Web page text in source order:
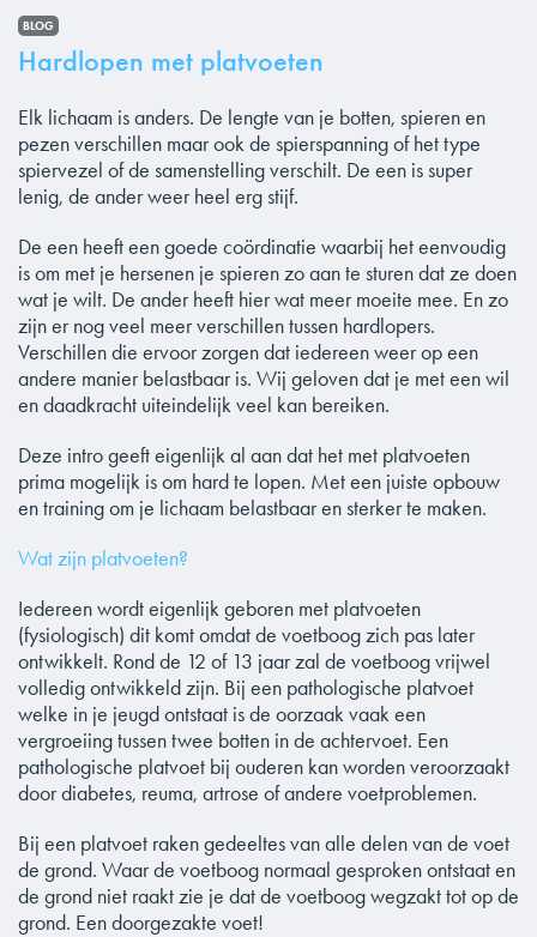
BLOG
Hardlopen met platvoeten
Elk lichaam is anders. De lengte van je botten, spieren en
pezen verschillen maar ook de spierspanning of het type
spiervezel of de samenstelling verschilt. De een is super
lenig, de ander weer heel erg stijf.
De een heeft een goede coördinatie waarbij het eenvoudig
is om met je hersenen je spieren zo aan te sturen dat ze doen
wat je wilt. De ander heeft hier wat meer moeite mee. En zo
zijn er nog veel meer verschillen tussen hardlopers.
Verschillen die ervoor zorgen dat iedereen weer op een
andere manier belastbaar is. Wij geloven dat je met een wil
en daadkracht uiteindelijk veel kan bereiken.
Deze intro geeft eigenlijk al aan dat het met platvoeten
prima mogelijk is om hard te lopen. Met een juiste opbouw
en training om je lichaam belastbaar en sterker te maken.
Wat zijn platvoeten?
Iedereen wordt eigenlijk geboren met platvoeten
(fysiologisch) dit komt omdat de voetboog zich pas later
ontwikkelt. Rond de 12 of 13 jaar zal de voetboog vrijwel
volledig ontwikkeld zijn. Bij een pathologische platvoet
welke in je jeugd ontstaat is de oorzaak vaak een
vergroeiing tussen twee botten in de achtervoet. Een
pathologische platvoet bij ouderen kan worden veroorzaakt
door diabetes, reuma, artrose of andere voetproblemen.
Bij een platvoet raken gedeeltes van alle delen van de voet
de grond. Waar de voetboog normaal gesproken ontstaat en
de grond niet raakt zie je dat de voetboog wegzakt tot op de
grond. Een doorgezakte voet!